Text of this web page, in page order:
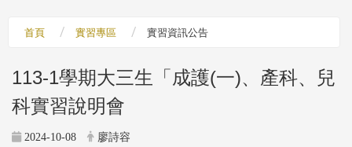
首頁 實習專區 實習資訊公告
113-1學期大三生「成護(一)、產科、兒
科實習說明會
2024-10-08 廖詩容